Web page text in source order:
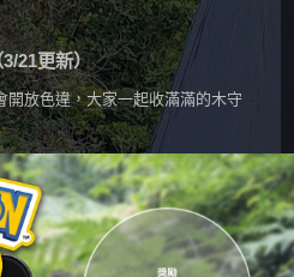
21更新）
開放色違，大家一起收滿滿的木守